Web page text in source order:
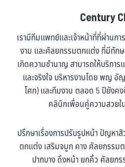
Century
เรามีทีมแพทย์และเจ้าหน้าที่ที่ผ่านก
งาม และศัลยกรรมตกแต่ง ที่มีทักษ
เกิดความชำนาญ สามารถให้บริการ
และจริงใจ บริหารงานโดย พญ
โศก) และทีมงาน ตลอด 5 ปียังค
คลินิกเพื่อนคู่ความสวยใ
ปรึกษาเรื่องการปรับรูปหน้า ปัญหา
ตกแต่ง เสริมจมูก คาง ศัลยกรรม
ปากบาง ดึงหน้า ยกคิ้ว ศัลยก